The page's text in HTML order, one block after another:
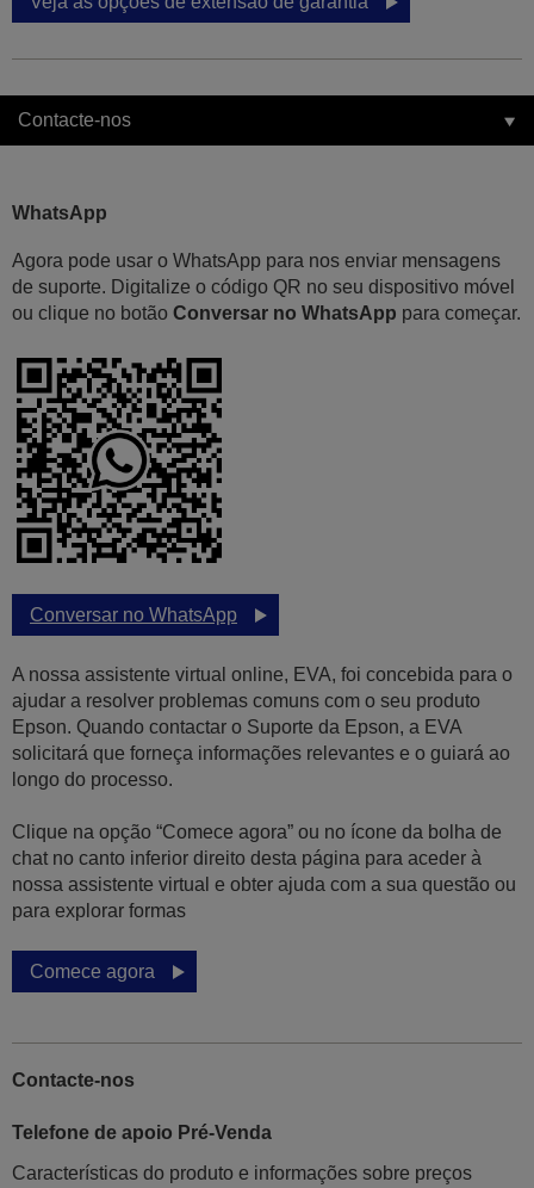
Contacte-nos
WhatsApp
Agora pode usar o WhatsApp para nos enviar mensagens
de suporte. Digitalize o código QR no seu dispositivo móvel
ou clique no botão Conversar no WhatsApp para começar.
Conversar no WhatsApp
A nossa assistente virtual online, EVA, foi concebida para o
ajudar a resolver problemas comuns com o seu produto
Epson. Quando contactar o Suporte da Epson, a EVA
solicitará que forneça informações relevantes e o guiará ao
longo do processo.
Clique na opção “Comece agora” ou no ícone da bolha de
chat no canto inferior direito desta página para aceder à
nossa assistente virtual e obter ajuda com a sua questão ou
para explorar formas
Comece agora
Contacte-nos
Telefone de apoio Pré-Venda
Características do produto e informações sobre preços